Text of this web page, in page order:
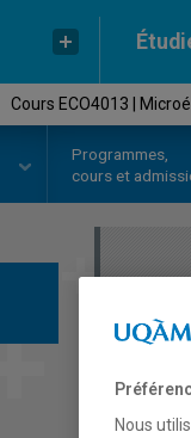
Cours ECO4013 |
Programmes,
cours et
Nous